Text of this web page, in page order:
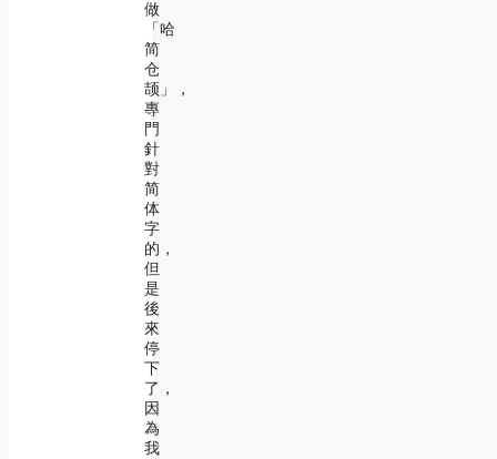
做
「哈
简
仓
颉」，
專
門
針
對
简
体
字
的，
但
是
後
來
停
下
了，
因
為
我